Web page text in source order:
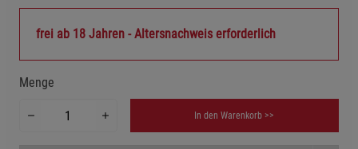
frei ab 18 Jahren - Altersnachweis erforderlich
Menge
In den Warenkorb >>